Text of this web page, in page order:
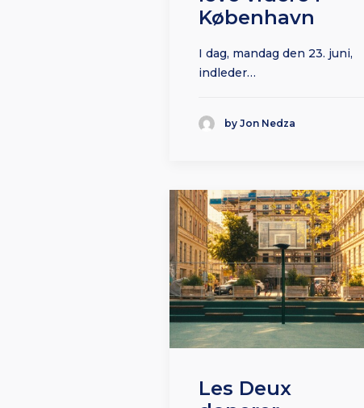
København
I dag, mandag den 23. juni,
indleder…
by Jon Nedza
Les Deux